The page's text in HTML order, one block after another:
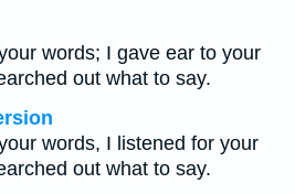
words; I gave ear to your
out what to say.
words, I listened for your
out what to say.